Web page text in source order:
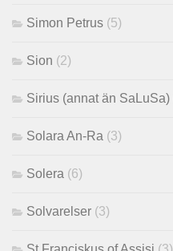
Simon Petrus (5)
Sion (2)
Sirius (annat än SaLuSa)
Solara An-Ra (3)
Solera (6)
Solvarelser (3)